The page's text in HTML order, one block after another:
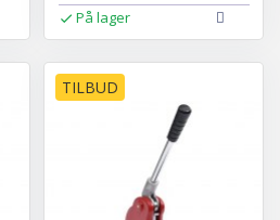
På lager
TILBUD